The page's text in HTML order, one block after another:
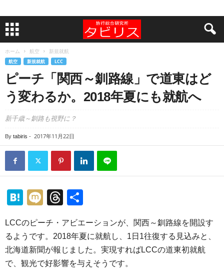
ホーム 航空 新規就航
航空 新規就航 LCC
ピーチ「関西～釧路線」で道東はど
う変わるか。2018年夏にも就航へ
新千歳～釧路も視野に？
By tabiris - 2017年11月22日
H
e
n
a
M
T
e
a
d
LCCのピーチ・アビエーションが、関西～釧路線を開設す
るようです。2018年夏に就航し、1日1往復する見込みと、
北海道新聞が報じました。実現すればLCCの道東初就航
で、観光で好影響を与えそうです。